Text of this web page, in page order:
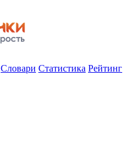
Словари Статистика Рейтинг